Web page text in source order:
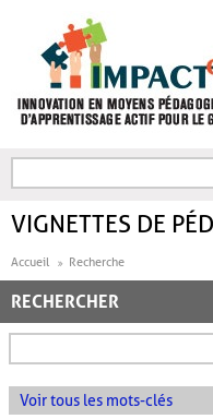
FORMULAIRE DE
VIGNETTES DE
Accueil Recherche
RECHERCHER
Voir tous les mots-clés